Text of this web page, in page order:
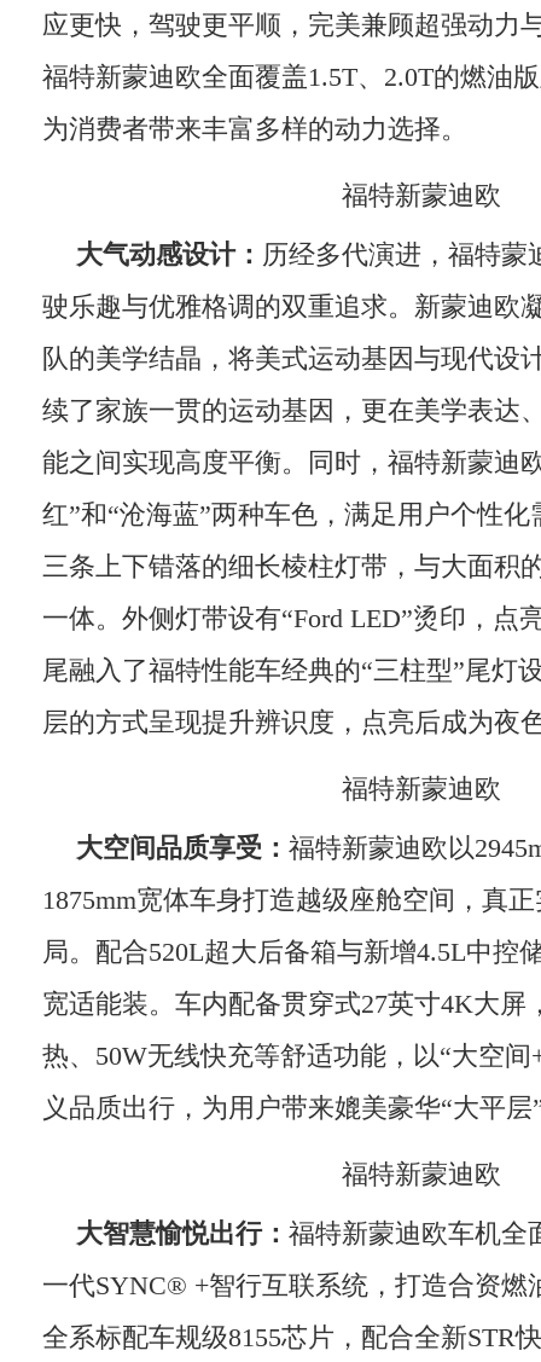
应更快，驾驶更平顺，完美兼顾超强动力
福特新蒙迪欧全面覆盖1.5T、2.0T的燃油
为消费者带来丰富多样的动力选择。
福特新蒙迪欧
大气动感设计： 历经多代演进，福特蒙
驶乐趣与优雅格调的双重追求。新蒙迪欧
队的美学结晶，将美式运动基因与现代设
续了家族一贯的运动基因，更在美学表达
能之间实现高度平衡。同时，福特新蒙迪
红”和“沧海蓝”两种车色，满足用户个性
三条上下错落的细长棱柱灯带，与大面积
一体。外侧灯带设有“Ford LED”烫印，点
尾融入了福特性能车经典的“三柱型”尾灯
层的方式呈现提升辨识度，点亮后成为夜
福特新蒙迪欧
大空间品质享受： 福特新蒙迪欧以
1875mm宽体车身打造越级座舱空间，真
局。配合520L超大后备箱与新增4.5L中控
宽适能装。车内配备贯穿式27英寸4K大屏
热、50W无线快充等舒适功能，以“大空间
义品质出行，为用户带来媲美豪华“大平
福特新蒙迪欧
大智慧愉悦出行： 福特新蒙迪欧车机全
一代SYNC® +智行互联系统，打造合资燃
全系标配车规级8155芯片，配合全新STR